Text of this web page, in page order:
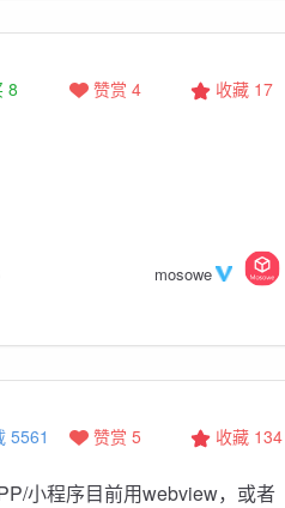
收藏 17
赞赏 4
8
mosowe
收藏 134
赞赏 5
5561
小程序目前用webview，或者